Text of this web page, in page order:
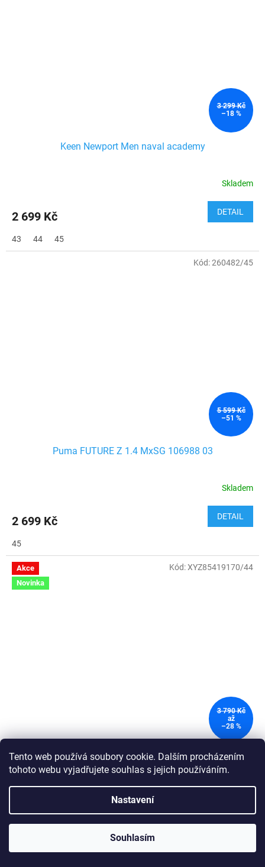
Tento web používá soubory cookie. Dalším procházením
tohoto webu vyjadřujete souhlas s jejich používáním.
Nastavení
Souhlasím
3 299 Kč
–18 %
Keen Newport Men naval academy
Skladem
2 699 Kč DETAIL
43 44 45
5 599 Kč
–51 %
Puma FUTURE Z 1.4 MxSG 106988 03
Skladem
2 699 Kč DETAIL
45
Kód:260482/45
Akce
Novinka
3 790 Kč
až
–28 %
Salomon SUPERCROSS 4 GTX Black/Black/Black
L41731600
od2 699 Kč
Kód:XYZ85419170/44